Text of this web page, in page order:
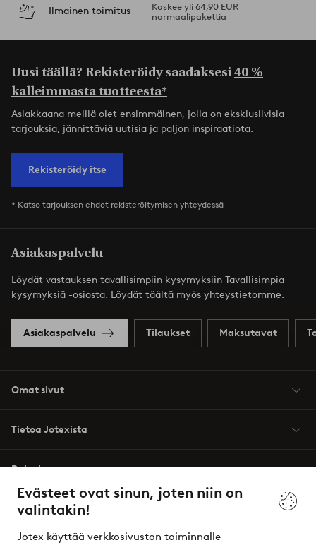
Evästeet ovat sinun, joten niin on
valintakin!
Jotex käyttää verkkosivuston toiminnalle
Ilmainen toimitus
Koskee yli 64,90 EUR
normaalipakettia
Uusi täällä? Rekisteröidy saadaksesi40 %
kalleimmasta tuotteesta*
Asiakkaana meillä olet ensimmäinen, jolla on eksklusiivisia
tarjouksia, jännittäviä uutisia ja paljon inspiraatiota.
Rekisteröidy itse
* Katso tarjouksen ehdot rekisteröitymisen yhteydessä
Asiakaspalvelu
Löydät vastauksen tavallisimpiin kysymyksiin Tavallisimpia
kysymyksiä -osiosta. Löydät täältä myös yhteystietomme.
Asiakaspalvelu Tilaukset Maksutavat
Omat sivut
Tietoa Jotexista
Palvelumme
Ehdot